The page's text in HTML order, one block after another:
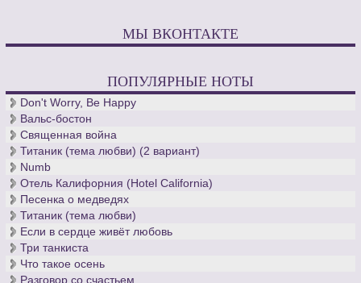
МЫ ВКОНТАКТЕ
ПОПУЛЯРНЫЕ НОТЫ
Don't Worry, Be Happy
Вальс-бостон
Священная война
Титаник (тема любви) (2 вариант)
Numb
Отель Калифорния (Hotel California)
Песенка о медведях
Титаник (тема любви)
Если в сердце живёт любовь
Три танкиста
Что такое осень
Разговор со счастьем